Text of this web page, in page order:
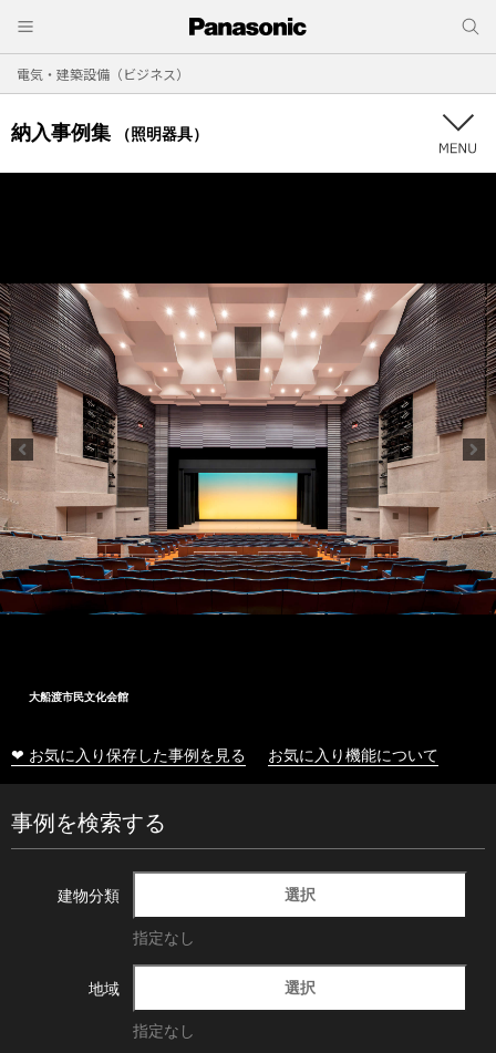
電気・建築設備（ビジネス）
納入事例集 （照明器具）
大船渡市民文化会館
❤ お気に入り保存した事例を見る お気に入り機能について
事例を検索する
建物分類 選択
指定なし
地域 選択
指定なし